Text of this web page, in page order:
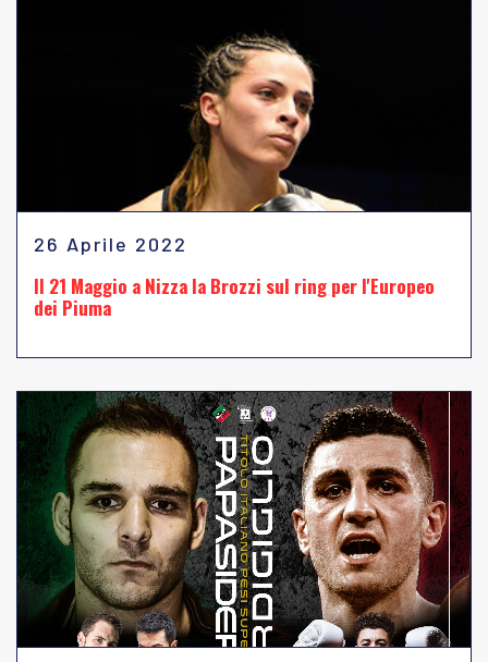
26 Aprile 2022
Il 21 Maggio a Nizza la Brozzi sul ring per l'Europeo
dei Piuma